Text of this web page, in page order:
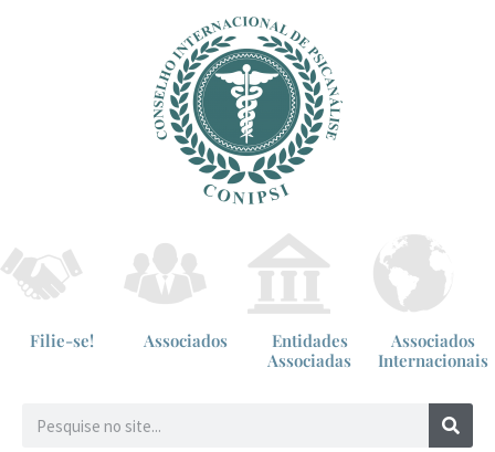
Filie-se! Associados
Entidades
Associadas
Associados
Internacionais